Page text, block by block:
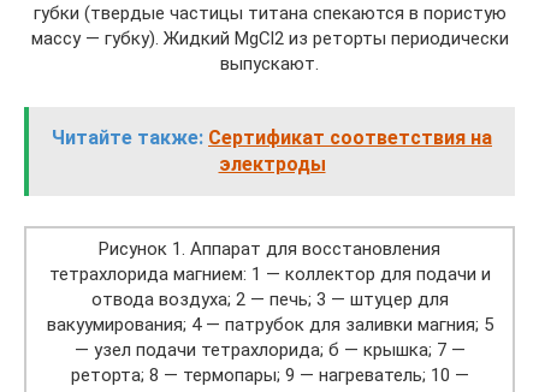
губки (твердые частицы титана спекаются в пористую
массу — губку). Жидкий MgCl2 из реторты периодически
выпускают.
Читайте также: Сертификат соответствия на
электроды
Рисунок 1. Аппарат для восстановления
тетрахлорида магнием: 1 — коллектор для подачи и
отвода воздуха; 2 — печь; 3 — штуцер для
вакуумирования; 4 — патрубок для заливки магния; 5
— узел подачи тетрахлорида; б — крышка; 7 —
реторта; 8 — термопары; 9 — нагреватель; 10 —